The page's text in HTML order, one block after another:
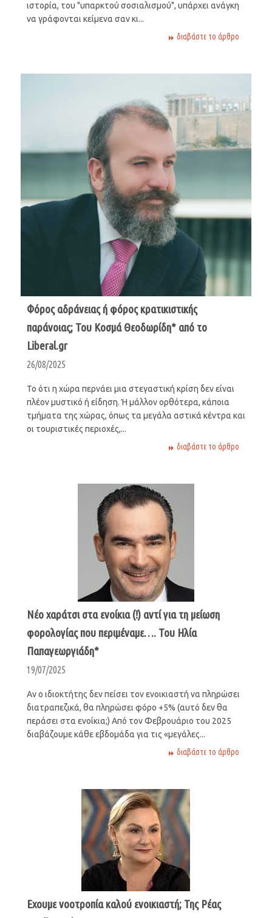
ιστορία, του "υπαρκτού σοσιαλισμού", υπάρχει ανάγκη
να γράφονται κείμενα σαν κι...
διαβάστε το άρθρο
Φόρος αδράνειας ή φόρος κρατικιστικής
παράνοιας; Του Κοσμά Θεοδωρίδη* από το
Liberal.gr
26/08/2025
Το ότι η χώρα περνάει μια στεγαστική κρίση δεν είναι
πλέον μυστικό ή είδηση. Ή μάλλον ορθότερα, κάποια
τμήματα της χώρας, όπως τα μεγάλα αστικά κέντρα και
οι τουριστικές περιοχές,...
διαβάστε το άρθρο
Νέο χαράτσι στα ενοίκια (!) αντί για τη μείωση
φορολογίας που περιμέναμε…. Του Ηλία
Παπαγεωργιάδη*
19/07/2025
Αν ο ιδιοκτήτης δεν πείσει τον ενοικιαστή να πληρώσει
διατραπεζικά, θα πληρώσει φόρο +5% (αυτό δεν θα
περάσει στα ενοίκια;) Από τον Φεβρουάριο του 2025
διαβάζουμε κάθε εβδομάδα για τις «μεγάλες...
διαβάστε το άρθρο
Εχουμε νοοτροπία καλού ενοικιαστή; Της Ρέας